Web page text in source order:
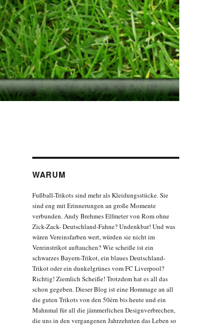
WARUM
Fußball-Trikots sind mehr als Kleidungsstücke. Sie
sind eng mit Erinnerungen an große Momente
verbunden. Andy Brehmes Elfmeter von Rom ohne
Zick-Zack- Deutschland-Fahne? Undenkbar! Und was
wären Vereinsfarben wert, würden sie nicht im
Vereinstrikot auftauchen? Wie scheiße ist ein
schwarzes Bayern-Trikot, ein blaues Deutschland-
Trikot oder ein dunkelgrünes vom FC Liverpool?
Richtig! Ziemlich Scheiße! Trotzdem hat es all das
schon gegeben. Dieser Blog ist eine Hommage an all
die guten Trikots von den 50érn bis heute und ein
Mahnmal für all die jämmerlichen Designverbrechen,
die uns in den vergangenen Jahrzehnten das Leben so